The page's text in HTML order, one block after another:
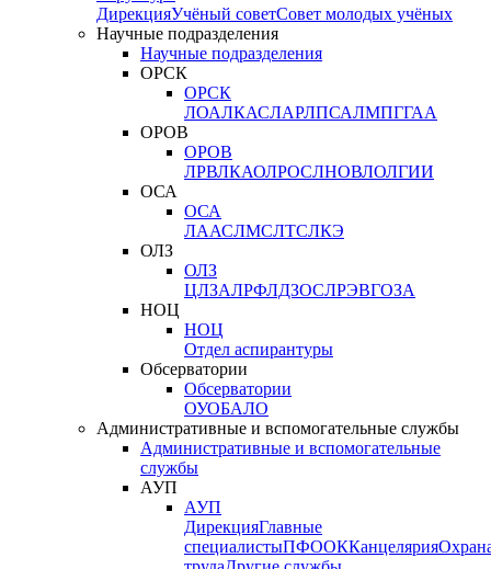
ДирекцияУчёный советСовет молодых учёных
Научные подразделения
Научные подразделения
ОРСК
ОРСК
ЛОАЛКАСЛАРЛПСАЛМПГГАА
ОРОВ
ОРОВ
ЛРВЛКАОЛРОСЛНОВЛОЛГИИ
ОСА
ОСА
ЛААСЛМСЛТСЛКЭ
ОЛЗ
ОЛЗ
ЦЛЗАЛРФЛДЗОСЛРЭВГОЗА
НОЦ
НОЦ
Отдел аспирантуры
Обсерватории
Обсерватории
ОУОБАЛО
Административные и вспомогательные службы
Административные и вспомогательные
службы
АУП
АУП
ДирекцияГлавные
специалистыПФООККанцелярия